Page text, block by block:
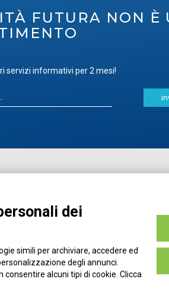
FUTURA NON È
servizi informativi per 2 mesi!
Media
Eventi e Formazione
Credits
dei
simili per archiviare, accedere ed
degli annunci.
consentire alcuni tipi di cookie. Clicca